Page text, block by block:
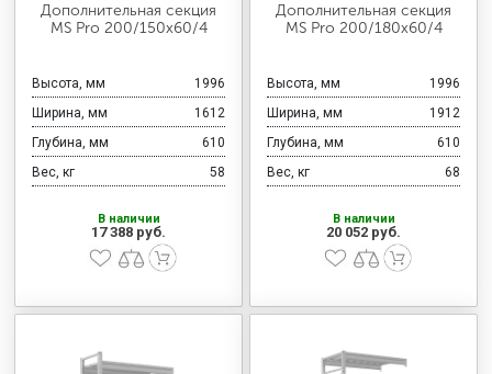
Дополнительная секция
MS Pro 200/150x60/4
Высота, мм
1996
Ширина, мм
1612
Глубина, мм
610
Вес, кг
58
В наличии
17 388 руб.
Дополнительная секция
MS Pro 200/180x60/4
Высота, мм
1996
Ширина, мм
1912
Глубина, мм
610
Вес, кг
68
В наличии
20 052 руб.